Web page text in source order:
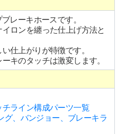
レーキホースです。
ロンを纏った仕上げ方法と
仕上がりが特徴です。
キのタッチは激変します。
ライン構成パーツ一覧
グ、バンジョー、ブレーキラ